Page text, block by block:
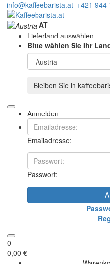
info@kaffeebarista.at +421 944
AT
Lieferland auswählen
Bitte wählen Sie Ihr
Bleiben Sie in
Anmelden
Emailadresse:
Passwort:
0
0,00 €